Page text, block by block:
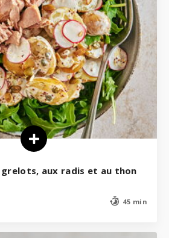
grelots, aux radis et au thon
45 min